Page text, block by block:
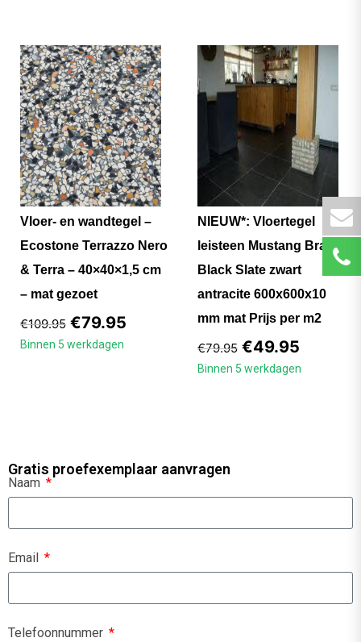
Vloer- en wandtegel –
Ecostone Terrazzo Nero
& Terra – 40×40×1,5 cm
– mat gezoet
€109.95 €79.95
Binnen 5 werkdagen
NIEUW*: Vloertegel
leisteen Mustang Brasil
Black Slate zwart
antracite 600x600x10
mm mat Prijs per m2
€79.95 €49.95
Binnen 5 werkdagen
Gratis proefexemplaar aanvragen
Naam
Email
Telefoonnummer